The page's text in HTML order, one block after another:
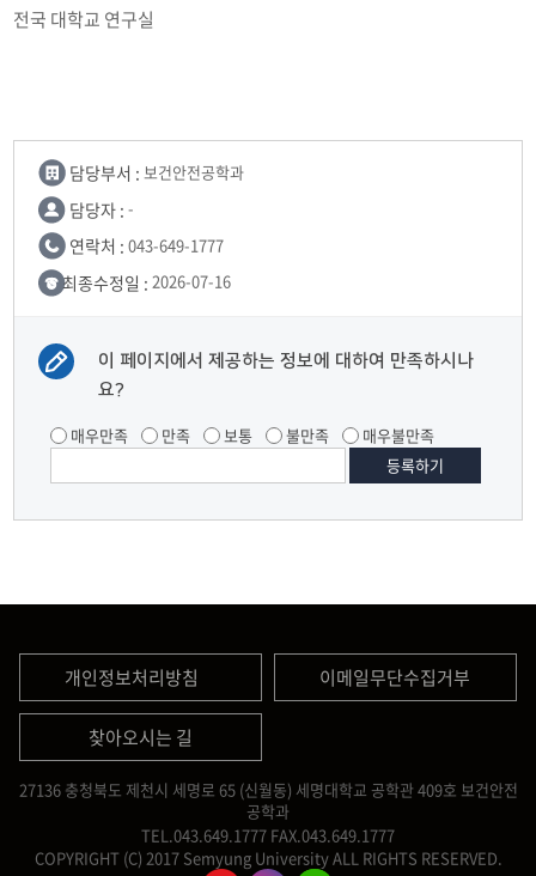
전국 대학교 연구실
담당부서 : 보건안전공학과
담당자 : -
연락처 : 043-649-1777
최종수정일 : 2026-07-16
이 페이지에서 제공하는 정보에 대하여 만족하시나
요?
매우만족 만족 보통 불만족 매우불만족
개인정보처리방침 이메일무단수집거부
찾아오시는 길
27136 충청북도 제천시 세명로 65 (신월동) 세명대학교 공학관 409호 보건안전
공학과
TEL.043.649.1777 FAX.043.649.1777
COPYRIGHT (C) 2017 Semyung University ALL RIGHTS RESERVED.